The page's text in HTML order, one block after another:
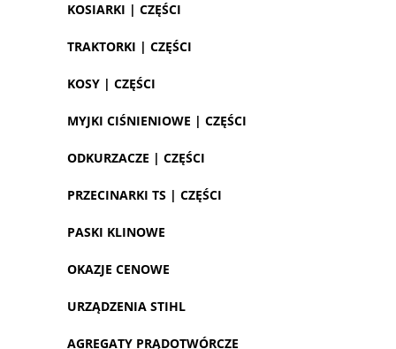
KOSIARKI | CZĘŚCI
TRAKTORKI | CZĘŚCI
KOSY | CZĘŚCI
MYJKI CIŚNIENIOWE | CZĘŚCI
ODKURZACZE | CZĘŚCI
PRZECINARKI TS | CZĘŚCI
PASKI KLINOWE
OKAZJE CENOWE
URZĄDZENIA STIHL
AGREGATY PRĄDOTWÓRCZE